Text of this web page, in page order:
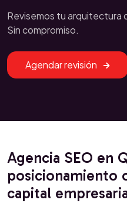
Revisemos tu arquitectura
Sin compromiso.
Agendar revisión
Agencia SEO en
posicionamiento
capital